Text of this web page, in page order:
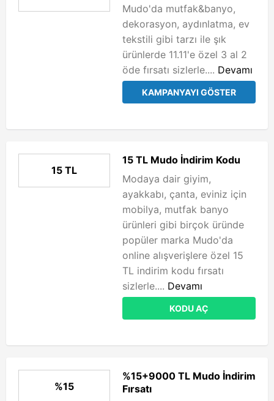
Mudo'da mutfak&banyo,
dekorasyon, aydınlatma, ev
tekstili gibi tarzı ile şık
ürünlerde 11.11'e özel 3 al 2
öde fırsatı sizlerle.... Devamı
KAMPANYAYI GÖSTER
15 TL
15 TL Mudo İndirim Kodu
Modaya dair giyim,
ayakkabı, çanta, eviniz için
mobilya, mutfak banyo
ürünleri gibi birçok üründe
popüler marka Mudo'da
online alışverişlere özel 15
TL indirim kodu fırsatı
sizlerle.... Devamı
KODU AÇ
%15
%15+9000 TL Mudo İndirim
Fırsatı